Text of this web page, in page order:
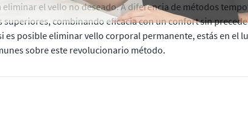
el vello no deseado. A diferencia de métodos
combinando eficacia con un confort sin
posible eliminar vello corporal permanente, estás en el
sobre este revolucionario método.